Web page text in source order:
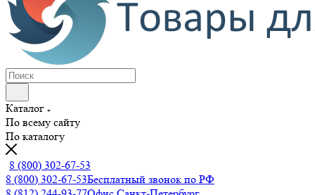
Каталог
По всему сайту
По каталогу
8 (800) 302-67-53
8 (800) 302-67-53Бесплатный звонок по РФ